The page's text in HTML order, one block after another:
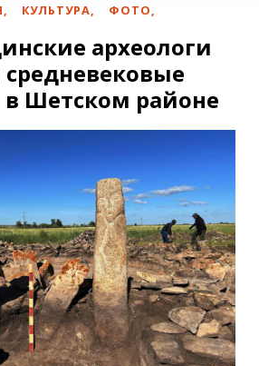
, КУЛЬТУРА, ФОТО,
археологи
Шетском районе